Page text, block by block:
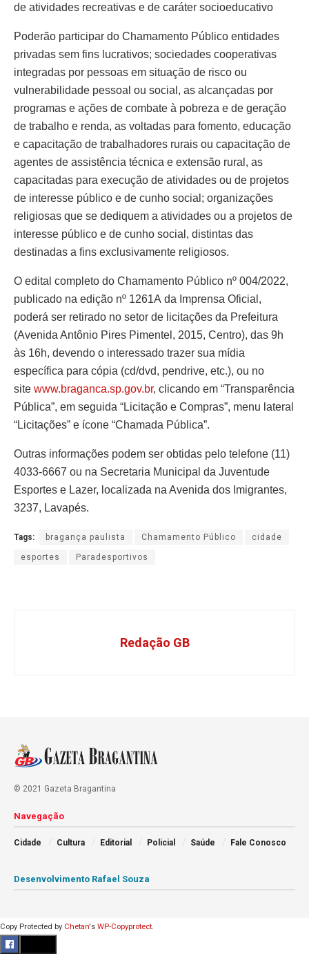
de atividades recreativas e de caráter socioeducativo
Poderão participar do Chamamento Público entidades
privadas sem fins lucrativos; sociedades cooperativas
integradas por pessoas em situação de risco ou
vulnerabilidade pessoal ou social, as alcançadas por
programas e ações de combate à pobreza e de geração
de trabalho e renda, as voltadas para fomento, educação
e capacitação de trabalhadores rurais ou capacitação de
agentes de assistência técnica e extensão rural, as
capacitadas para execução de atividades ou de projetos
de interesse público e de cunho social; organizações
religiosas que se dediquem a atividades ou a projetos de
interesse público e de cunho social, distintas das
destinadas a fins exclusivamente religiosos.
O edital completo do Chamamento Público nº 004/2022,
publicado na edição nº 1261A da Imprensa Oficial,
poderá ser retirado no setor de licitações da Prefeitura
(Avenida Antônio Pires Pimentel, 2015, Centro), das 9h
às 16h, devendo o interessado trazer sua mídia
específica para cópia (cd/dvd, pendrive, etc.), ou no
site www.braganca.sp.gov.br, clicando em “Transparência
Pública”, em seguida “Licitação e Compras”, menu lateral
“Licitações” e ícone “Chamada Pública”.
Outras informações podem ser obtidas pelo telefone (11)
4033-6667 ou na Secretaria Municipal da Juventude
Esportes e Lazer, localizada na Avenida dos Imigrantes,
3237, Lavapés.
Tags: bragança paulista Chamamento Público cidade
esportes Paradesportivos
Redação GB
© 2021 Gazeta Bragantina
Navegação
Cidade Cultura Editorial Policial Saúde Fale Conosco
Desenvolvimento Rafael Souza
Copy Protected by Chetan's WP-Copyprotect.